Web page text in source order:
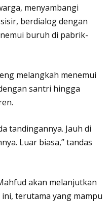
menyambangi
berdialog dengan
buruh di pabrik-
melangkah menemui
santri hingga
tandingannya. Jauh di
Luar biasa,” tandas
akan melanjutkan
terutama yang mampu